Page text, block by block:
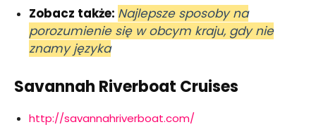
Zobacz także: Najlepsze sposoby na
porozumienie się w obcym kraju, gdy nie
znamy języka
Savannah Riverboat Cruises
http://savannahriverboat.com/